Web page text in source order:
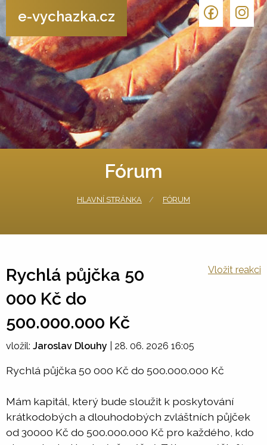
e-vychazka.cz
Fórum
HLAVNÍ STRÁNKA FÓRUM
Rychlá půjčka 50
000 Kč do
500.000.000 Kč
Vložit reakci
vložil: Jaroslav Dlouhy 28. 06. 2026 16:05
Rychlá půjčka 50 000 Kč do 500.000.000 Kč
Mám kapitál, který bude sloužit k poskytování
krátkodobých a dlouhodobých zvláštních půjček
od 30000 Kč do 500.000.000 Kč pro každého, kdo